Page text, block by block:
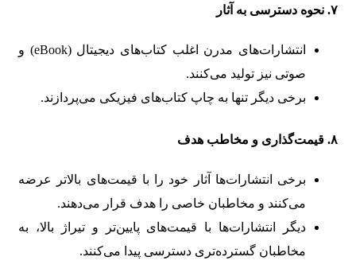
۷. نحوه دسترسی به آثار
انتشارات‌های مدرن اغلب کتاب‌های دیجیتال (eBook) و
صوتی نیز تولید می‌کنند.
برخی دیگر تنها به چاپ کتاب‌های فیزیکی می‌پردازند.
۸. قیمت‌گذاری و مخاطب هدف
برخی انتشارات‌ها آثار خود را با قیمت‌های بالاتر عرضه
می‌کنند و مخاطبان خاصی را هدف قرار می‌دهند.
دیگر انتشارات‌ها با قیمت‌های پایین‌تر و تیراژ بالا، به
مخاطبان گسترده‌تری دسترسی پیدا می‌کنند.